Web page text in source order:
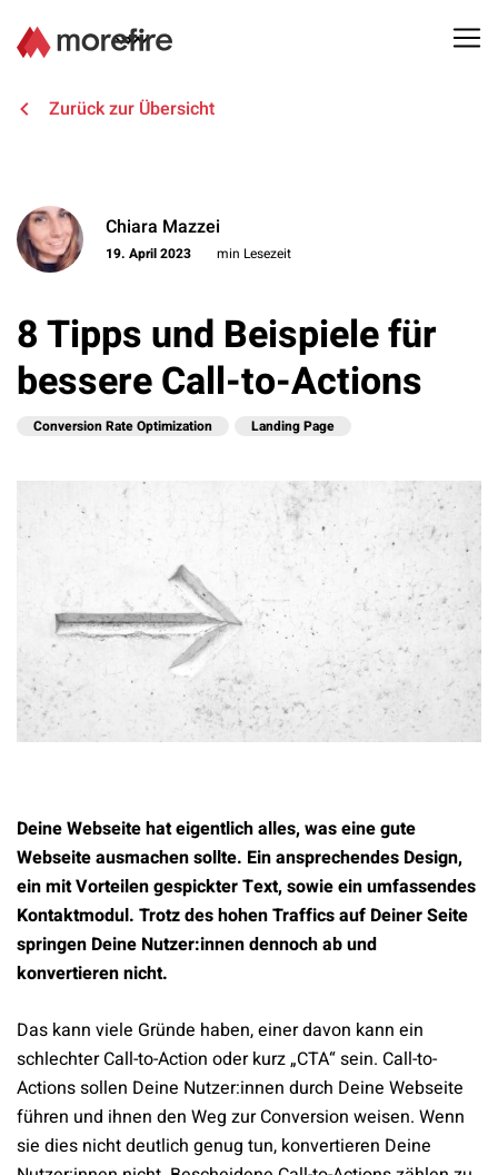
Lösungen
Über uns
Newsletter
Kontakt
Zurück zur Übersicht
Chiara Mazzei
19. April 2023 min Lesezeit
8 Tipps und Beispiele für
bessere Call-to-Actions
Conversion Rate Optimization Landing Page
Deine Webseite hat eigentlich alles, was eine gute
Webseite ausmachen sollte. Ein ansprechendes Design,
ein mit Vorteilen gespickter Text, sowie ein umfassendes
Kontaktmodul. Trotz des hohen Traffics auf Deiner Seite
springen Deine Nutzer:innen dennoch ab und
konvertieren nicht.
Das kann viele Gründe haben, einer davon kann ein
schlechter Call-to-Action oder kurz „CTA“ sein. Call-to-
Actions sollen Deine Nutzer:innen durch Deine Webseite
führen und ihnen den Weg zur Conversion weisen. Wenn
sie dies nicht deutlich genug tun, konvertieren Deine